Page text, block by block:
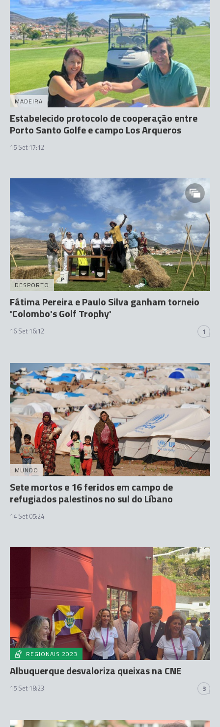
MADEIRA
Estabelecido protocolo de cooperação entre
Porto Santo Golfe e campo Los Arqueros
15 Set 17:12
DESPORTO
Fátima Pereira e Paulo Silva ganham torneio
'Colombo's Golf Trophy'
16 Set 16:12 1
MUNDO
Sete mortos e 16 feridos em campo de
refugiados palestinos no sul do Líbano
14 Set 05:24
REGIONAIS 2023
Albuquerque desvaloriza queixas na CNE
15 Set 18:23 3